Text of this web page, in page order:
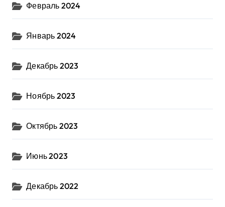
Февраль 2024
Январь 2024
Декабрь 2023
Ноябрь 2023
Октябрь 2023
Июнь 2023
Декабрь 2022